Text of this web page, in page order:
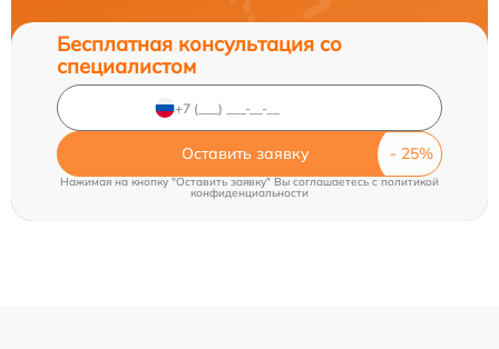
Бесплатная консультация со
специалистом
Оставить заявку
Нажимая на кнопку "Оставить заявку" Вы соглашаетесь c политикой
конфиденциальности